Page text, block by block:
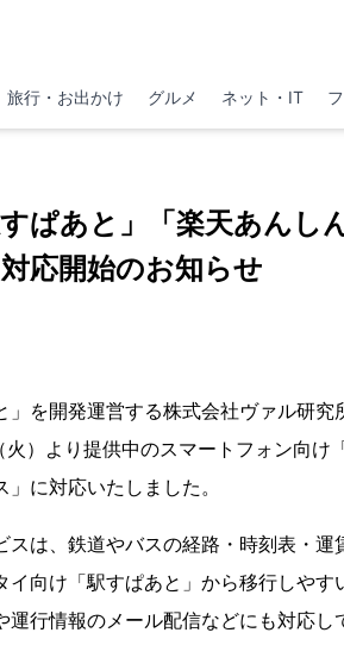
旅行・お出かけ グルメ ネット・IT
ぱあと」「楽天あんし
応開始のお知らせ
」を開発運営する株式会社ヴァル研
）より提供中のスマートフォン向け
に対応いたしました。
は、鉄道やバスの経路・時刻表・運
向け「駅すぱあと」から移行しやす
行情報のメール配信などにも対応し